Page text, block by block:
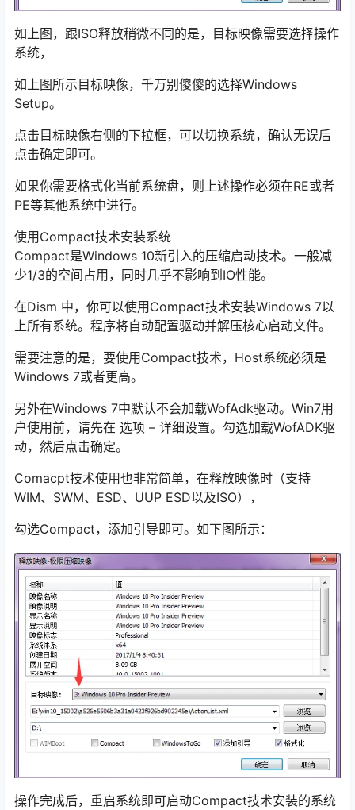
如上图，跟ISO释放稍微不同的是，目标映像需要选择操作
系统，
如上图所示目标映像，千万别傻傻的选择Windows
Setup。
点击目标映像右侧的下拉框，可以切换系统，确认无误后
点击确定即可。
如果你需要格式化当前系统盘，则上述操作必须在RE或者
PE等其他系统中进行。
使用Compact技术安装系统
Compact是Windows 10新引入的压缩启动技术。一般减
少1/3的空间占用，同时几乎不影响到IO性能。
在Dism 中，你可以使用Compact技术安装Windows 7以
上所有系统。程序将自动配置驱动并解压核心启动文件。
需要注意的是，要使用Compact技术，Host系统必须是
Windows 7或者更高。
另外在Windows 7中默认不会加载WofAdk驱动。Win7用
户使用前，请先在 选项 – 详细设置。勾选加载WofADK驱
动，然后点击确定。
Comacpt技术使用也非常简单，在释放映像时（支持
WIM、SWM、ESD、UUP ESD以及ISO），
勾选Compact，添加引导即可。如下图所示：
操作完成后，重启系统即可启动Compact技术安装的系统